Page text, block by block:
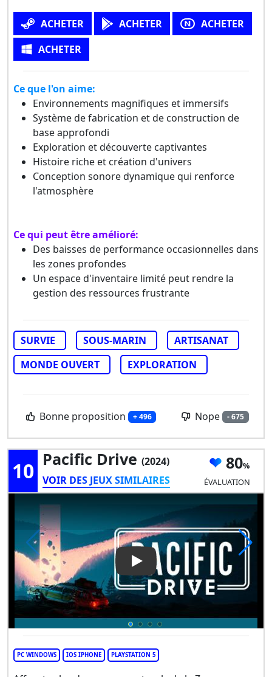
ACHETER ACHETER
ACHETER
ACHETER
Ce que l'on aime:
Environnements magnifiques et immersifs
Système de fabrication et de construction de
base approfondi
Exploration et découverte captivantes
Histoire riche et création d'univers
Conception sonore dynamique qui renforce
l'atmosphère
Ce qui peut être amélioré:
Des baisses de performance occasionnelles dans
les zones profondes
Un espace d'inventaire limité peut rendre la
gestion des ressources frustrante
SURVIE SOUS-MARIN
ARTISANAT
MONDE OUVERT
EXPLORATION
Bonne proposition + 496 Nope - 675
10 Pacific Drive (2024)
VOIR DES JEUX SIMILAIRES
80
ÉVALUATION
Play Video: Pacific Drive
PC WINDOWS IOS IPHONE PLAYSTATION 5